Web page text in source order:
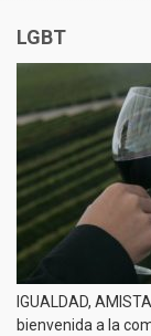
LGBT
IGUALDAD,
bienvenida a la